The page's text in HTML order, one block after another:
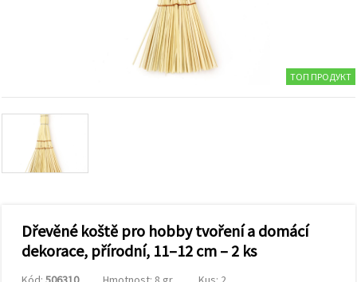
zobrazovali
obsah a
reklamu, a
pomocí
našich
marketing.
Můžete
souhlasit s
ТОП ПРОДУКТ
Dřevěné koště pro hobby tvoření a domácí
dekorace, přírodní, 11–12 cm – 2 ks